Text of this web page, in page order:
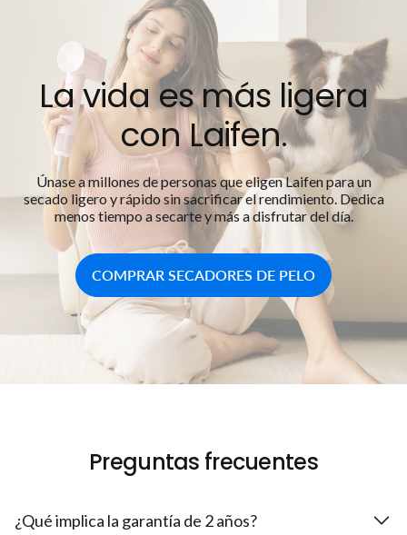
La vida es más ligera
con Laifen.
Únase a millones de personas que eligen Laifen para un
secado ligero y rápido sin sacrificar el rendimiento. Dedica
menos tiempo a secarte y más a disfrutar del día.
COMPRAR SECADORES DE PELO
Preguntas frecuentes
¿Qué implica la garantía de 2 años?